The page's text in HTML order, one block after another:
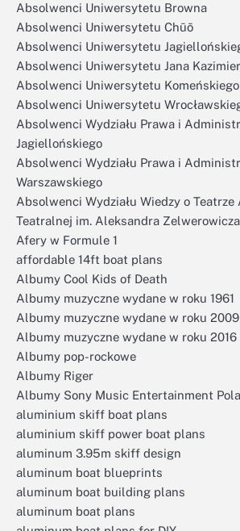
Absolwenci Uniwersytetu Browna
Absolwenci Uniwersytetu Chūō
Absolwenci Uniwersytetu
Absolwenci Uniwersytetu Jana
Absolwenci Uniwersytetu
Absolwenci Uniwersytetu
Absolwenci Wydziału Prawa i
Jagiellońskiego
Absolwenci Wydziału Prawa i
Warszawskiego
Absolwenci Wydziału Wiedzy o Teatrze
Teatralnej im. Aleksandra Zelwerowicza
Afery w Formule 1
affordable 14ft boat plans
Albumy Cool Kids of Death
Albumy muzyczne wydane w roku 1961
Albumy muzyczne wydane w roku 2009
Albumy muzyczne wydane w roku 2016
Albumy pop-rockowe
Albumy Riger
Albumy Sony Music Entertainment
aluminium skiff boat plans
aluminium skiff power boat plans
aluminum 3.95m skiff design
aluminum boat blueprints
aluminum boat building plans
aluminum boat plans